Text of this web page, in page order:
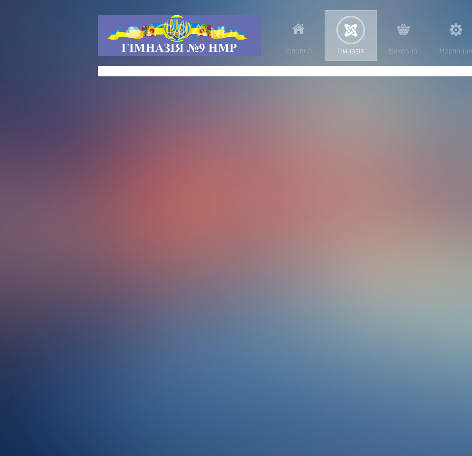
Головна Гімназія Виховна Навчання